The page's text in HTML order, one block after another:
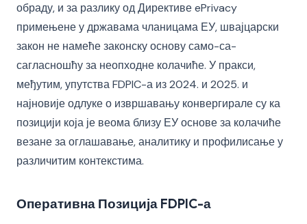
обраду, и за разлику од Директиве ePrivacy
примењене у државама чланицама ЕУ, швајцарски
закон не намеће законску основу само-са-
сагласношћу за неопходне колачиће. У пракси,
међутим, упутства FDPIC-а из 2024. и 2025. и
најновије одлуке о извршавању конвергирале су ка
позицији која је веома близу ЕУ основе за колачиће
везане за оглашавање, аналитику и профилисање у
различитим контекстима.
Оперативна Позиција FDPIC-а